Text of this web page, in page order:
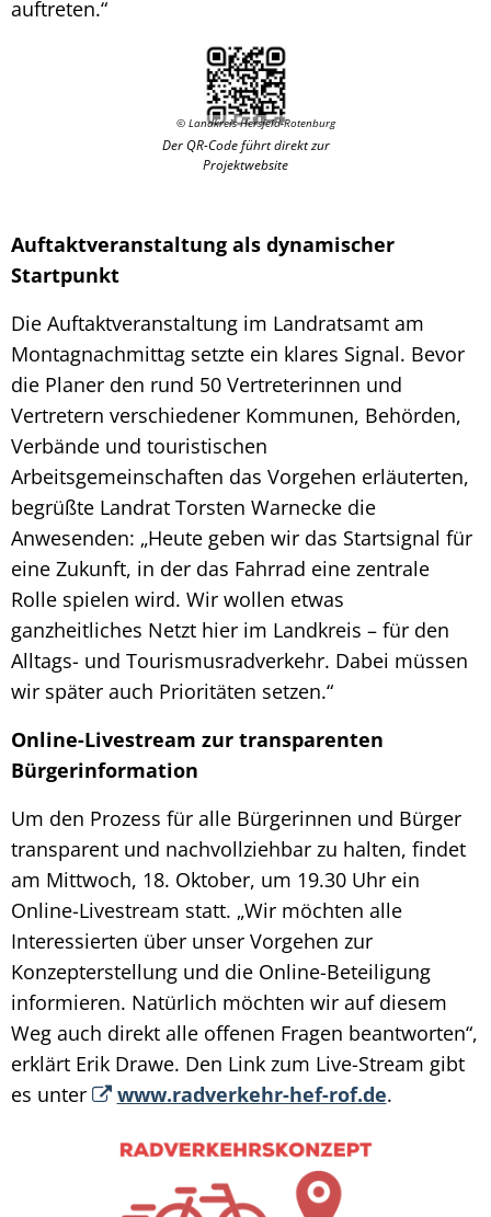
auftreten.“
© Landkreis Hersfeld-Rotenburg
Der QR-Code führt direkt zur
Projektwebsite
Auftaktveranstaltung als dynamischer
Startpunkt
Die Auftaktveranstaltung im Landratsamt am
Montagnachmittag setzte ein klares Signal. Bevor
die Planer den rund 50 Vertreterinnen und
Vertretern verschiedener Kommunen, Behörden,
Verbände und touristischen
Arbeitsgemeinschaften das Vorgehen erläuterten,
begrüßte Landrat Torsten Warnecke die
Anwesenden: „Heute geben wir das Startsignal für
eine Zukunft, in der das Fahrrad eine zentrale
Rolle spielen wird. Wir wollen etwas
ganzheitliches Netzt hier im Landkreis – für den
Alltags- und Tourismusradverkehr. Dabei müssen
wir später auch Prioritäten setzen.“
Online-Livestream zur transparenten
Bürgerinformation
Um den Prozess für alle Bürgerinnen und Bürger
transparent und nachvollziehbar zu halten, findet
am Mittwoch, 18. Oktober, um 19.30 Uhr ein
Online-Livestream statt. „Wir möchten alle
Interessierten über unser Vorgehen zur
Konzepterstellung und die Online-Beteiligung
informieren. Natürlich möchten wir auf diesem
Weg auch direkt alle offenen Fragen beantworten“,
erklärt Erik Drawe. Den Link zum Live-Stream gibt
es unter
www.radverkehr-hef-rof.de.